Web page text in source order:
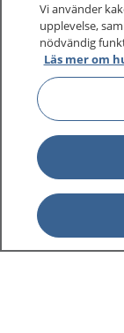
sjukdomar
Logga in för
vårdärenden.
1177 ger dig
1177 på flera
Vi använder
upplevelse,
nödvändig
Läs mer om